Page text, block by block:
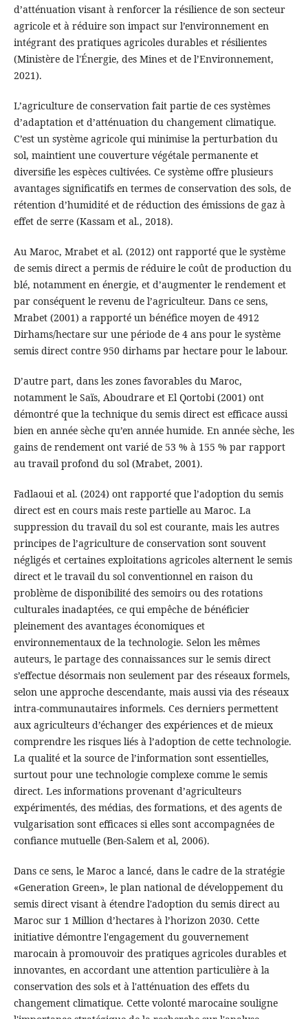
d’atténuation visant à renforcer la résilience de son secteur
agricole et à réduire son impact sur l’environnement en
intégrant des pratiques agricoles durables et résilientes
(Ministère de l'Énergie, des Mines et de l’Environnement,
2021).
L’agriculture de conservation fait partie de ces systèmes
d’adaptation et d’atténuation du changement climatique.
C’est un système agricole qui minimise la perturbation du
sol, maintient une couverture végétale permanente et
diversifie les espèces cultivées. Ce système offre plusieurs
avantages significatifs en termes de conservation des sols, de
rétention d’humidité et de réduction des émissions de gaz à
effet de serre (Kassam et al., 2018).
Au Maroc, Mrabet et al. (2012) ont rapporté que le système
de semis direct a permis de réduire le coût de production du
blé, notamment en énergie, et d’augmenter le rendement et
par conséquent le revenu de l’agriculteur. Dans ce sens,
Mrabet (2001) a rapporté un bénéfice moyen de 4912
Dirhams/hectare sur une période de 4 ans pour le système
semis direct contre 950 dirhams par hectare pour le labour.
D’autre part, dans les zones favorables du Maroc,
notamment le Saïs, Aboudrare et El Qortobi (2001) ont
démontré que la technique du semis direct est efficace aussi
bien en année sèche qu’en année humide. En année sèche, les
gains de rendement ont varié de 53 % à 155 % par rapport
au travail profond du sol (Mrabet, 2001).
Fadlaoui et al. (2024) ont rapporté que l’adoption du semis
direct est en cours mais reste partielle au Maroc. La
suppression du travail du sol est courante, mais les autres
principes de l’agriculture de conservation sont souvent
négligés et certaines exploitations agricoles alternent le semis
direct et le travail du sol conventionnel en raison du
problème de disponibilité des semoirs ou des rotations
culturales inadaptées, ce qui empêche de bénéficier
pleinement des avantages économiques et
environnementaux de la technologie. Selon les mêmes
auteurs, le partage des connaissances sur le semis direct
s’effectue désormais non seulement par des réseaux formels,
selon une approche descendante, mais aussi via des réseaux
intra-communautaires informels. Ces derniers permettent
aux agriculteurs d’échanger des expériences et de mieux
comprendre les risques liés à l’adoption de cette technologie.
La qualité et la source de l’information sont essentielles,
surtout pour une technologie complexe comme le semis
direct. Les informations provenant d’agriculteurs
expérimentés, des médias, des formations, et des agents de
vulgarisation sont efficaces si elles sont accompagnées de
confiance mutuelle (Ben-Salem et al, 2006).
Dans ce sens, le Maroc a lancé, dans le cadre de la stratégie
«Generation Green», le plan national de développement du
semis direct visant à étendre l'adoption du semis direct au
Maroc sur 1 Million d’hectares à l’horizon 2030. Cette
initiative démontre l'engagement du gouvernement
marocain à promouvoir des pratiques agricoles durables et
innovantes, en accordant une attention particulière à la
conservation des sols et à l'atténuation des effets du
changement climatique. Cette volonté marocaine souligne